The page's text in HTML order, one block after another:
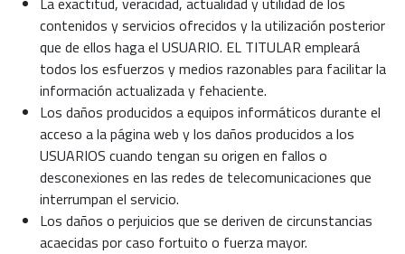
contenidos y servicios ofrecidos y la utilización posterior
que de ellos haga el USUARIO. EL TITULAR empleará
todos los esfuerzos y medios razonables para facilitar la
información actualizada y fehaciente.
Los daños producidos a equipos informáticos durante el
acceso a la página web y los daños producidos a los
USUARIOS cuando tengan su origen en fallos o
desconexiones en las redes de telecomunicaciones que
interrumpan el servicio.
Los daños o perjuicios que se deriven de circunstancias
acaecidas por caso fortuito o fuerza mayor.